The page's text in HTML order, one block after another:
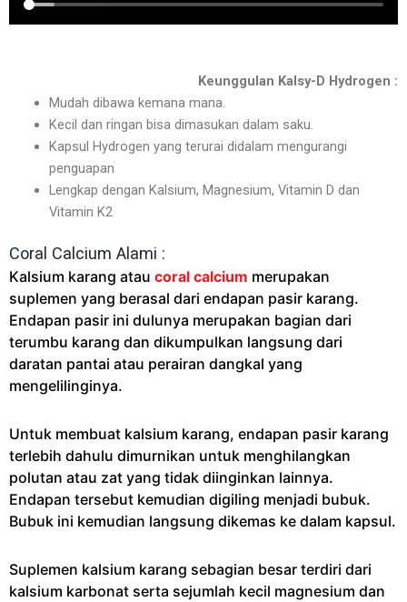
Keunggulan Kalsy-D Hydrogen :
Mudah dibawa kemana mana.
Kecil dan ringan bisa dimasukan dalam saku.
Kapsul Hydrogen yang terurai didalam mengurangi
penguapan
Lengkap dengan Kalsium, Magnesium, Vitamin D dan
Vitamin K2
Coral Calcium Alami :
Kalsium karang atau coral calcium merupakan
suplemen yang berasal dari endapan pasir karang.
Endapan pasir ini dulunya merupakan bagian dari
terumbu karang dan dikumpulkan langsung dari
daratan pantai atau perairan dangkal yang
mengelilinginya.
Untuk membuat kalsium karang, endapan pasir karang
terlebih dahulu dimurnikan untuk menghilangkan
polutan atau zat yang tidak diinginkan lainnya.
Endapan tersebut kemudian digiling menjadi bubuk.
Bubuk ini kemudian langsung dikemas ke dalam kapsul.
Suplemen kalsium karang sebagian besar terdiri dari
kalsium karbonat serta sejumlah kecil magnesium dan